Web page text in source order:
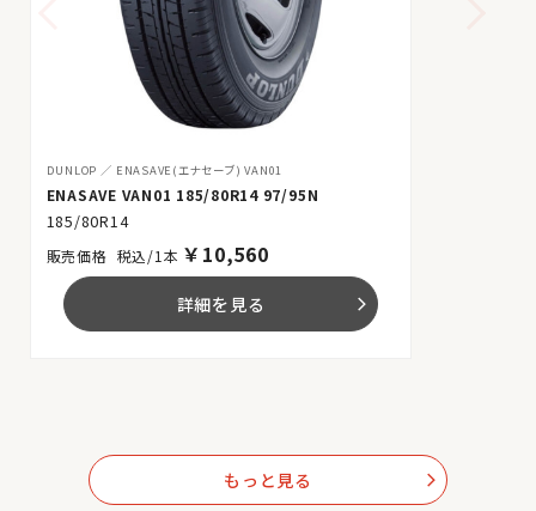
DUNLOP ENASAVE(エナセーブ) VAN01
ENASAVE VAN01 185/80R14 97/95N
185/80R14
税込/1本 ￥ 10,560
詳細を見る arrow_forward_ios
もっと見る arrow_forward_ios